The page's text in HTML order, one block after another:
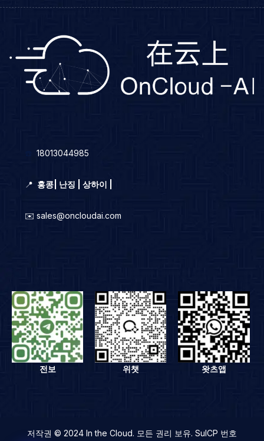
18013044985
📍 홍콩 난징 | 상하이 |
✉️ sales@oncloudai.com
전보 위챗 왓츠앱
저작권 © 2024 In the Cloud. 모든 권리 보유. SuICP 번호